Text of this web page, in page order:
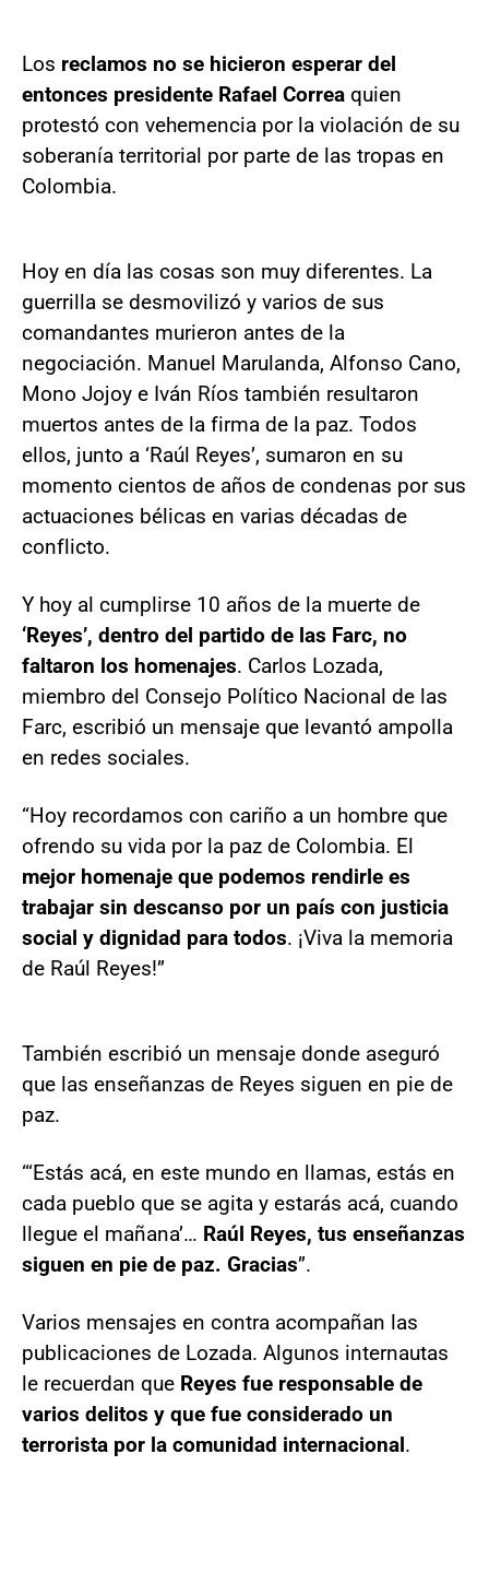
Los reclamos no se hicieron esperar del
entonces presidente Rafael Correa quien
protestó con vehemencia por la violación de su
soberanía territorial por parte de las tropas en
Colombia.
Hoy en día las cosas son muy diferentes. La
guerrilla se desmovilizó y varios de sus
comandantes murieron antes de la
negociación. Manuel Marulanda, Alfonso Cano,
Mono Jojoy e Iván Ríos también resultaron
muertos antes de la firma de la paz. Todos
ellos, junto a ‘Raúl Reyes’, sumaron en su
momento cientos de años de condenas por sus
actuaciones bélicas en varias décadas de
conflicto.
Y hoy al cumplirse 10 años de la muerte de
‘Reyes’, dentro del partido de las Farc, no
faltaron los homenajes. Carlos Lozada,
miembro del Consejo Político Nacional de las
Farc, escribió un mensaje que levantó ampolla
en redes sociales.
“Hoy recordamos con cariño a un hombre que
ofrendo su vida por la paz de Colombia. El
mejor homenaje que podemos rendirle es
trabajar sin descanso por un país con justicia
social y dignidad para todos. ¡Viva la memoria
de Raúl Reyes!”
También escribió un mensaje donde aseguró
que las enseñanzas de Reyes siguen en pie de
paz.
“‘Estás acá, en este mundo en llamas, estás en
cada pueblo que se agita y estarás acá, cuando
llegue el mañana’… Raúl Reyes, tus enseñanzas
siguen en pie de paz. Gracias”.
Varios mensajes en contra acompañan las
publicaciones de Lozada. Algunos internautas
le recuerdan que Reyes fue responsable de
varios delitos y que fue considerado un
terrorista por la comunidad internacional.